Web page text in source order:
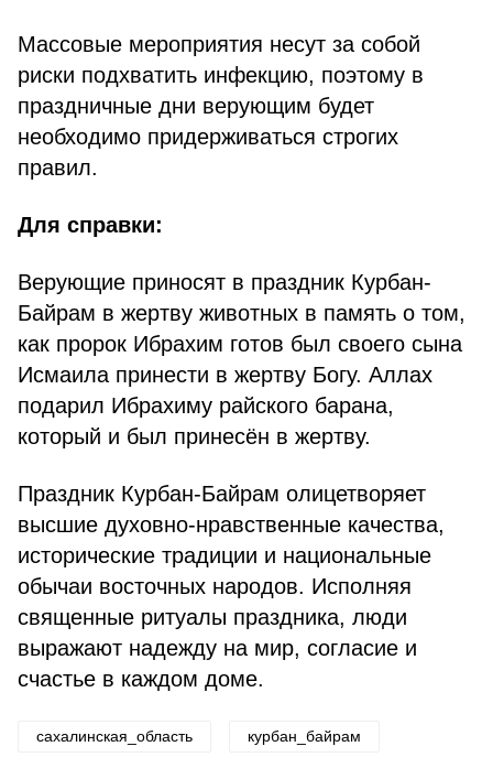
Массовые мероприятия несут за собой
риски подхватить инфекцию, поэтому в
праздничные дни верующим будет
необходимо придерживаться строгих
правил.
Для справки:
Верующие приносят в праздник Курбан-
Байрам в жертву животных в память о том,
как пророк Ибрахим готов был своего сына
Исмаила принести в жертву Богу. Аллах
подарил Ибрахиму райского барана,
который и был принесён в жертву.
Праздник Курбан-Байрам олицетворяет
высшие духовно-нравственные качества,
исторические традиции и национальные
обычаи восточных народов. Исполняя
священные ритуалы праздника, люди
выражают надежду на мир, согласие и
счастье в каждом доме.
сахалинская_область курбан_байрам